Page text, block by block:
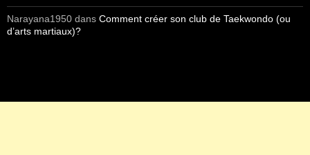
Narayana1950 dans Comment créer son club de Taekwondo (ou
d’arts martiaux)?